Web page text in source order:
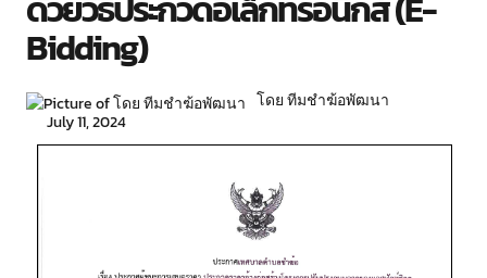
Bidding)
โดย ทีมชำฆ้อพัฒนา
July 11, 2024